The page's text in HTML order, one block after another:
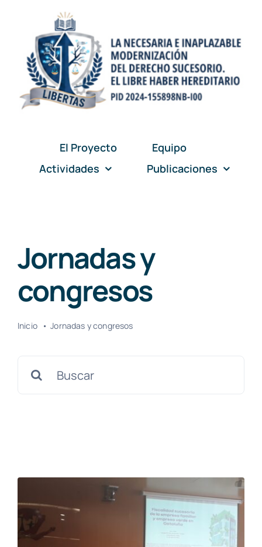
content
El Proyecto
Equipo
Actividades
Publicaciones
Jornadas y
congresos
Inicio Jornadas y congresos